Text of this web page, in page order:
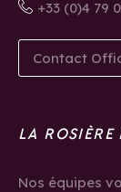
+33 (0)4 79
Contact
LA ROSIÈRE
Nos équipes